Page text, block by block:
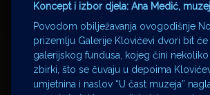
Koncept i izbor djela: Ana Medić,
Povodom obilježavanja ovogodišnje
prizemlju Galerije Klovićevi dvori bit
galerijskog fundusa, kojeg čini
zbirki, što se čuvaju u depoima
umjetnina i naslov “U čast muzeja”